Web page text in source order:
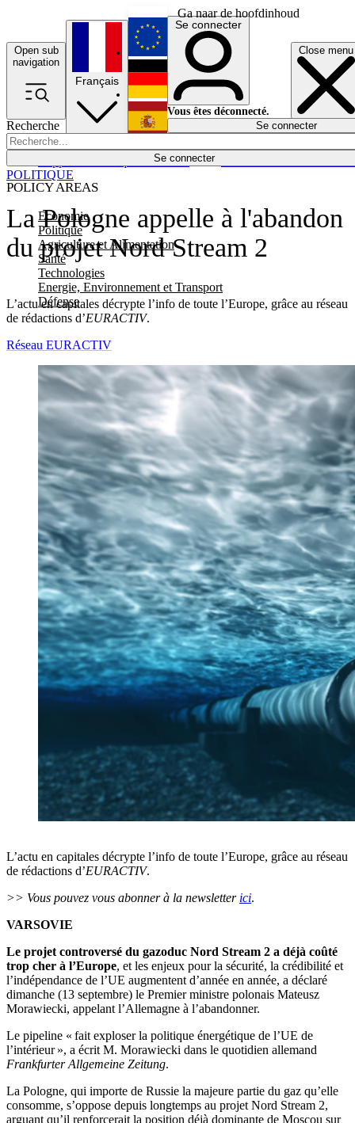
Ga naar de hoofdinhoud
Open sub
navigation
Close menu
Recherche
Se connecter
POLICY AREAS
Economie
Politique
Agriculture et Alimentation
Santé
Technologies
Energie, Environnement et Transport
Défense
Économie
Français
English
Deutsch
Español
Se connecter
Vous êtes déconnecté.
Se connecter
La Pologne appelle à l'abandon
du projet Nord Stream 2
L’actu en capitales décrypte l’info de toute l’Europe, grâce au réseau
de rédactions d’EURACTIV.
POLITIQUE
Réseau EURACTIV
L’actu en capitales décrypte l’info de toute l’Europe, grâce au réseau
de rédactions d’EURACTIV.
>> Vous pouvez vous abonner à la newsletter ici.
VARSOVIE
Le projet controversé du gazoduc Nord Stream 2 a déjà coûté
trop cher à l’Europe, et les enjeux pour la sécurité, la crédibilité et
l’indépendance de l’UE augmentent d’année en année, a déclaré
dimanche (13 septembre) le Premier ministre polonais Mateusz
Morawiecki, appelant l’Allemagne à l’abandonner.
Le pipeline « fait exploser la politique énergétique de l’UE de
l’intérieur », a écrit M. Morawiecki dans le quotidien allemand
Frankfurter Allgemeine Zeitung.
La Pologne, qui importe de Russie la majeure partie du gaz qu’elle
consomme, s’oppose depuis longtemps au projet Nord Stream 2,
arguant qu’il renforcerait la position déjà dominante de Moscou sur